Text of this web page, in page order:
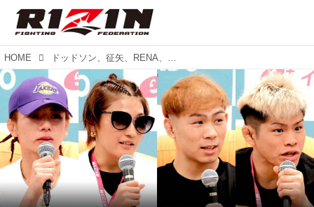
HOME ドッドソン、征矢、RENA、ケイト、鈴木、YA-MAN、エマリー、シガーラ、新居、摩嶋 Yogibo presents 超RIZIN.3 試合後インタビュー vol.5